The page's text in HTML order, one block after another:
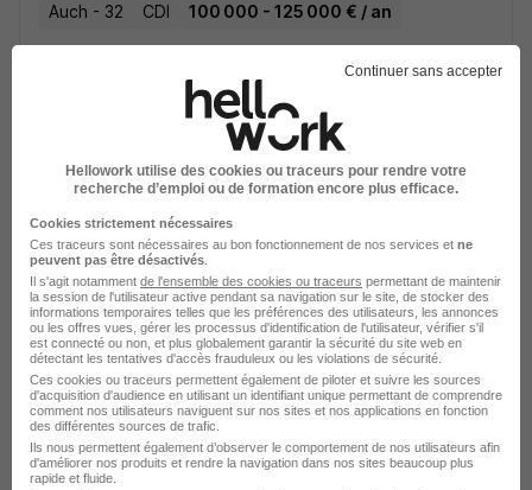
Auch - 32 CDI 100 000 - 125 000 € / an
Médecin Coordonateur H/F
ADEF RESIDENCES
Auch - 32 CDI
Temps partiel
4 060 - 4 263 € / mois
Voir l’offre
il y a 16 jours
Continuer sans accepter
Hellowork utilise des cookies ou traceurs pour rendre votre
recherche d’emploi ou de formation encore plus efficace.
Cookies strictement nécessaires
Ces traceurs sont nécessaires au bon fonctionnement de nos services et ne
peuvent pas être désactivés
Il s'agit notamment de l'ensemble des cookies ou traceurs permettant de maintenir
la session de l'utilisateur active pendant sa navigation sur le site, de stocker des
informations temporaires telles que les préférences des utilisateurs, les annonces
ou les offres vues, gérer les processus d'identification de l'utilisateur, vérifier s'il
est connecté ou non, et plus globalement garantir la sécurité du site web en
détectant les tentatives d'accès frauduleux ou les violations de sécurité.
Ces cookies ou traceurs permettent également de piloter et suivre les sources
d'acquisition d'audience en utilisant un identifiant unique permettant de comprendre
comment nos utilisateurs naviguent sur nos sites et nos applications en fonction
des différentes sources de trafic.
Ils nous permettent également d’observer le comportement de nos utilisateurs afin
d'améliorer nos produits et rendre la navigation dans nos sites beaucoup plus
rapide et fluide.